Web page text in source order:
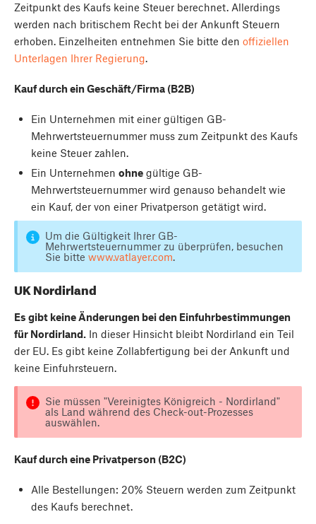
Zeitpunkt des Kaufs keine Steuer berechnet. Allerdings
werden nach britischem Recht bei der Ankunft Steuern
erhoben. Einzelheiten entnehmen Sie bitte den offiziellen
Unterlagen Ihrer Regierung.
Kauf durch ein Geschäft/Firma (B2B)
Ein Unternehmen mit einer gültigen GB-
Mehrwertsteuernummer muss zum Zeitpunkt des Kaufs
keine Steuer zahlen.
Ein Unternehmen ohnegültige GB-
Mehrwertsteuernummer wird genauso behandelt wie
ein Kauf, der von einer Privatperson getätigt wird.
Um die Gültigkeit Ihrer GB-
Mehrwertsteuernummer zu überprüfen, besuchen
Sie bitte www.vatlayer.com.
UK Nordirland
Es gibt keine Änderungen bei den Einfuhrbestimmungen
für Nordirland. In dieser Hinsicht bleibt Nordirland ein Teil
der EU. Es gibt keine Zollabfertigung bei der Ankunft und
keine Einfuhrsteuern.
Sie müssen "Vereinigtes Königreich - Nordirland"
als Land während des Check-out-Prozesses
auswählen.
Kauf durch eine Privatperson (B2C)
Alle Bestellungen: 20% Steuern werden zum Zeitpunkt
des Kaufs berechnet.